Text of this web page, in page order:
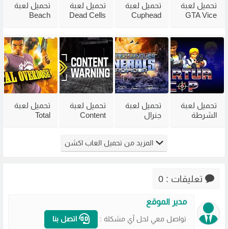
تحميل لعبة
GTA Vice
مضغوطة
من ميديا
فاير
تحميل لعبة
Cuphead
فاير بحجم
صغير
تحميل لعبة
Dead Cells
الاضافات
تحميل لعبة
Beach
من ميديا
فاير
تحميل لعبة
الشرطة
تحميل لعبة
جنرال
Zero Hour
للكمبيوتر
تحميل لعبة
Content
من ميديا
فاير
تحميل لعبة
Total
مضغوطة
المزيد من تحميل العاب اكشن
تعليقات : 0
مدير الموقع
تواصل معي لحل آي مشكلة : اتصل بنا